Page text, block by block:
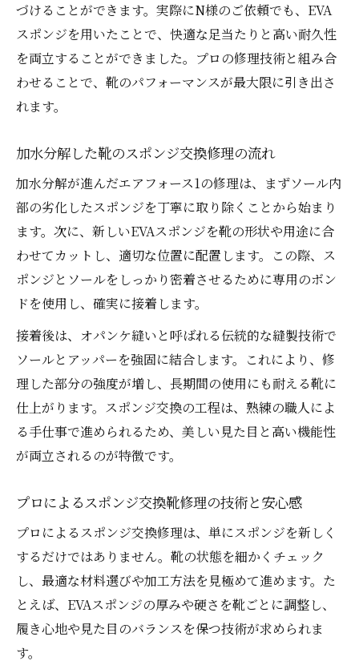
エアフォース1の修理後の履き心地を徹底解
説
加水分解前後での靴の違いを比較してみた
スポンジ交換靴修理で歩行が快適になる理
加水分解対策に有効なスポンジ交換の方法
エアフォース1修理に欠かせないEVAスポン
ジ選び
靴の加水分解を防ぐためのメンテナンス術
スポンジ交換靴修理で長く愛用するコツ
加水分解したソールの修理タイミングを知
る
エアフォース1修理の魅力と正しい方法
信頼できるスポンジ交換靴修理の選び方
エアフォース1ソール交換で蘇る理由に迫る
プロの靴修理工程とスポンジ交換の流れ
正しいスポンジ交換で履き心地が生まれ変
わる
づけることができます。実際にN様のご依頼でも、EVA
スポンジを用いたことで、快適な足当たりと高い耐久性
を両立することができました。プロの修理技術と組み合
わせることで、靴のパフォーマンスが最大限に引き出さ
れます。
加水分解した靴のスポンジ交換修理の流れ
加水分解が進んだエアフォース1の修理は、まずソール内
部の劣化したスポンジを丁寧に取り除くことから始まり
ます。次に、新しいEVAスポンジを靴の形状や用途に合
わせてカットし、適切な位置に配置します。この際、ス
ポンジとソールをしっかり密着させるために専用のボン
ドを使用し、確実に接着します。
接着後は、オパンケ縫いと呼ばれる伝統的な縫製技術で
ソールとアッパーを強固に結合します。これにより、修
理した部分の強度が増し、長期間の使用にも耐える靴に
仕上がります。スポンジ交換の工程は、熟練の職人によ
る手仕事で進められるため、美しい見た目と高い機能性
が両立されるのが特徴です。
プロによるスポンジ交換靴修理の技術と安心感
プロによるスポンジ交換修理は、単にスポンジを新しく
するだけではありません。靴の状態を細かくチェック
し、最適な材料選びや加工方法を見極めて進めます。た
とえば、EVAスポンジの厚みや硬さを靴ごとに調整し、
履き心地や見た目のバランスを保つ技術が求められま
す。